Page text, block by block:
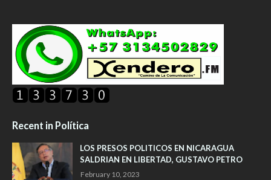
Recent in Política
LOS PRESOS POLITICOS EN NICARAGUA
SALDRIAN EN LIBERTAD, GUSTAVO PETRO
February 10, 2023